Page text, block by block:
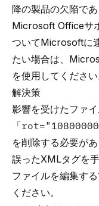
降の製品の欠陥で
Microsoft Officeサ
ついてMicrosoftに
たい場合は、
を使用してください
解決策
影響を受けたファイ
「
を削除する必要があ
誤ったXMLタグを
ファイルを編集す
ください。